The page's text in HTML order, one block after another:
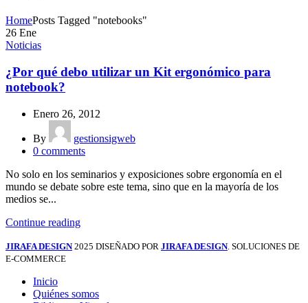
HomePosts Tagged "notebooks"
26 Ene
Noticias
¿Por qué debo utilizar un Kit ergonómico para
notebook?
Enero 26, 2012
By
gestionsigweb
0 comments
No solo en los seminarios y exposiciones sobre ergonomía en el
mundo se debate sobre este tema, sino que en la mayoría de los
medios se...
Continue reading
JIRAFA DESIGN 2025 DISEÑADO POR JIRAFA DESIGN. SOLUCIONES DE
E-COMMERCE
Inicio
Quiénes somos